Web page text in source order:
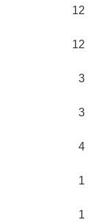
12
12
3
3
4
1
1